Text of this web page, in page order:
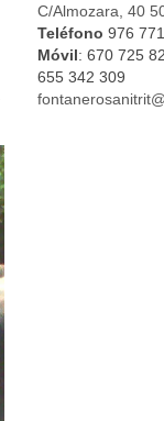
C/Almozara, 40
Teléfono 976
Móvil: 670 725
655 342 309